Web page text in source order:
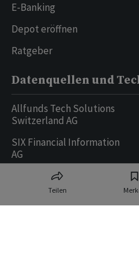
Teilen
E-Banking
Depot eröffnen
Ratgeber
Datenquellen und
Allfunds Tech Solutions
Switzerland AG
SIX Financial Information
AG